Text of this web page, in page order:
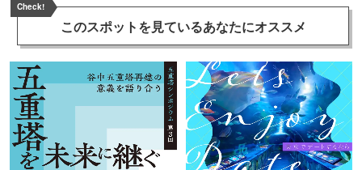
Check!
このスポットを見ているあなたにオススメ